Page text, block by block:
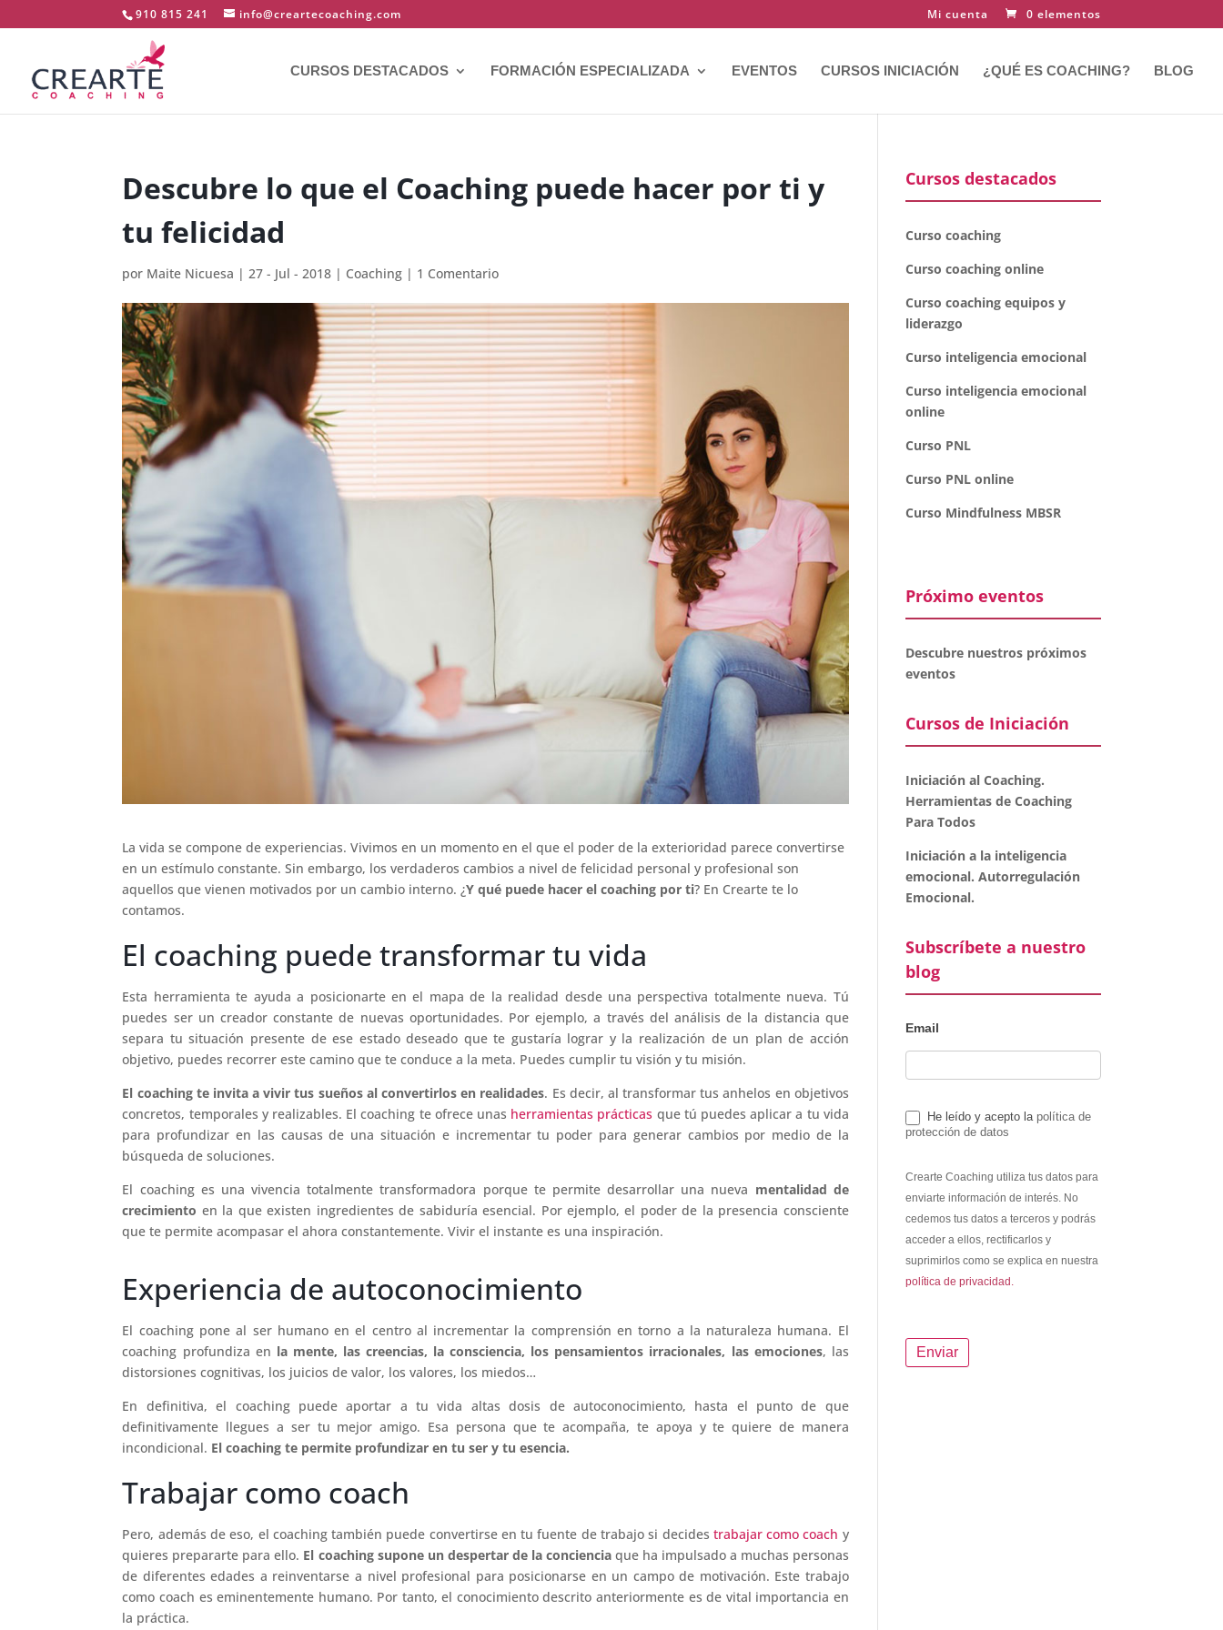
910 815 241 info@creartecoaching.com Mi cuenta 0 elementos
CURSOS DESTACADOS FORMACIÓN ESPECIALIZADA EVENTOS CURSOS INICIACIÓN ¿QUÉ ES COACHING? BLOG
Descubre lo que el Coaching puede hacer por ti y
tu felicidad
por Maite Nicuesa |27 - Jul - 2018 | Coaching | 1 Comentario
La vida se compone de experiencias. Vivimos en un momento en el que el poder de la exterioridad parece convertirse
en un estímulo constante. Sin embargo, los verdaderos cambios a nivel de felicidad personal y profesional son
aquellos que vienen motivados por un cambio interno. ¿Y qué puede hacer el coaching por ti? En Crearte te lo
contamos.
El coaching puede transformar tu vida
Esta herramienta te ayuda a posicionarte en el mapa de la realidad desde una perspectiva totalmente nueva. Tú
puedes ser un creador constante de nuevas oportunidades. Por ejemplo, a través del análisis de la distancia que
separa tu situación presente de ese estado deseado que te gustaría lograr y la realización de un plan de acción
objetivo, puedes recorrer este camino que te conduce a la meta. Puedes cumplir tu visión y tu misión.
El coaching te invita a vivir tus sueños al convertirlos en realidades. Es decir, al transformar tus anhelos en objetivos
concretos, temporales y realizables. El coaching te ofrece unas herramientas prácticas que tú puedes aplicar a tu vida
para profundizar en las causas de una situación e incrementar tu poder para generar cambios por medio de la
búsqueda de soluciones.
El coaching es una vivencia totalmente transformadora porque te permite desarrollar una nueva mentalidad de
crecimiento en la que existen ingredientes de sabiduría esencial. Por ejemplo, el poder de la presencia consciente
que te permite acompasar el ahora constantemente. Vivir el instante es una inspiración.
Experiencia de autoconocimiento
El coaching pone al ser humano en el centro al incrementar la comprensión en torno a la naturaleza humana. El
coaching profundiza en la mente, las creencias, la consciencia, los pensamientos irracionales, las emociones, las
distorsiones cognitivas, los juicios de valor, los valores, los miedos…
En definitiva, el coaching puede aportar a tu vida altas dosis de autoconocimiento, hasta el punto de que
definitivamente llegues a ser tu mejor amigo. Esa persona que te acompaña, te apoya y te quiere de manera
incondicional. El coaching te permite profundizar en tu ser y tu esencia.
Trabajar como coach
Pero, además de eso, el coaching también puede convertirse en tu fuente de trabajo si decides trabajar como coach y
quieres prepararte para ello. El coaching supone un despertar de la concienciaque ha impulsado a muchas personas
de diferentes edades a reinventarse a nivel profesional para posicionarse en un campo de motivación. Este trabajo
como coach es eminentemente humano. Por tanto, el conocimiento descrito anteriormente es de vital importancia en
la práctica.
Cursos destacados
Curso coaching
Curso coaching online
Curso coaching equipos y
liderazgo
Curso inteligencia emocional
Curso inteligencia emocional
online
Curso PNL
Curso PNL online
Curso Mindfulness MBSR
Próximo eventos
Descubre nuestros próximos
eventos
Cursos de Iniciación
Iniciación al Coaching.
Herramientas de Coaching
Para Todos
Iniciación a la inteligencia
emocional. Autorregulación
Emocional.
Subscríbete a nuestro
blog
Email
He leído y acepto la política de
protección de datos
Crearte Coaching utiliza tus datos para
enviarte información de interés. No
cedemos tus datos a terceros y podrás
acceder a ellos, rectificarlos y
suprimirlos como se explica en nuestra
política de privacidad.